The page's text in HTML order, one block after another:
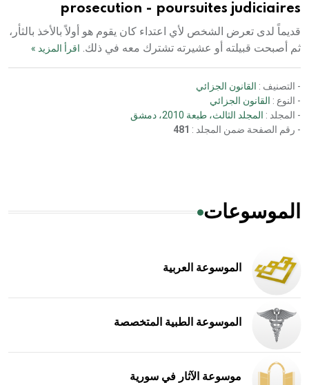
prosecution - poursuites judiciaires
قديماً لدى تعرض الشخص لأي اعتداء كان يقوم هو أولاً بالأخذ بالثأر،
ثم أصبحت قبيلته أو عشيرته تشترك معه في ذلك. اقرأ المزيد »
- التصنيف : القانون الجزائي
- النوع : القانون الجزائي
- المجلد : المجلد الثالث، طبعة 2010، دمشق
- رقم الصفحة ضمن المجلد : 481
الموسوعات
الموسوعة العربية
الموسوعة الطبية المتخصصة
موسوعة الآثار في سورية